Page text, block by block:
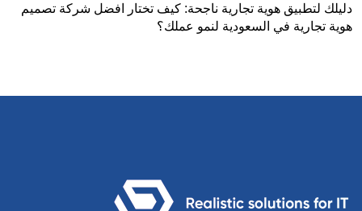
دليلك لتطبيق هوية تجارية ناجحة: كيف تختار افضل شركة تصميم
هوية تجارية في السعودية لنمو عملك؟